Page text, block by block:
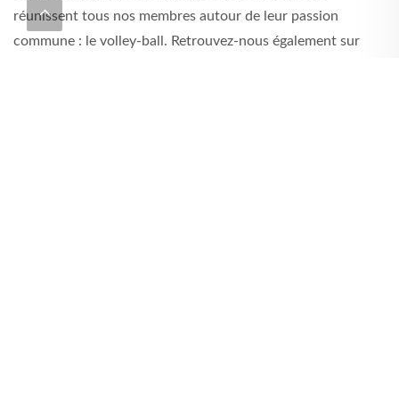
réunissent tous nos membres autour de leur passion
commune : le volley-ball. Retrouvez-nous également sur